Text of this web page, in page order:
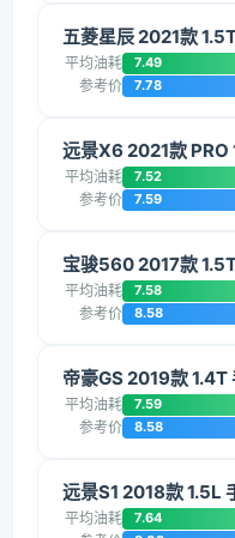
五菱星辰 2021款
平均油耗 7.49
参考价 7.78
远景X6 2021款 PRO
平均油耗 7.52
参考价 7.59
宝骏560 2017款
平均油耗 7.58
参考价 8.58
帝豪GS 2019款 1.4T
平均油耗 7.59
参考价 8.58
远景S1 2018款 1.5L
平均油耗 7.64